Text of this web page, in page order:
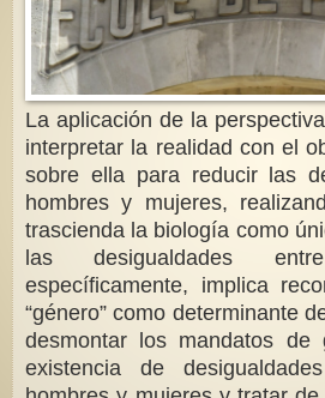
La aplicación de la
interpretar la realidad con el
sobre ella para reducir las
hombres y mujeres,
trascienda la biología como
las desigualdades
específicamente, implica
“género” como determinante
desmontar los mandatos de
existencia de